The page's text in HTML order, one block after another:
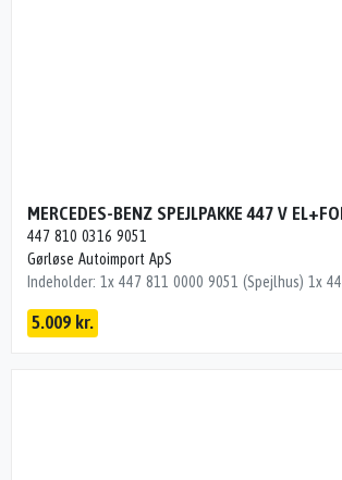
MERCEDES-BENZ SPEJLPAKKE 447 V
447 810 0316 9051
Gørløse Autoimport ApS
5.009 kr.